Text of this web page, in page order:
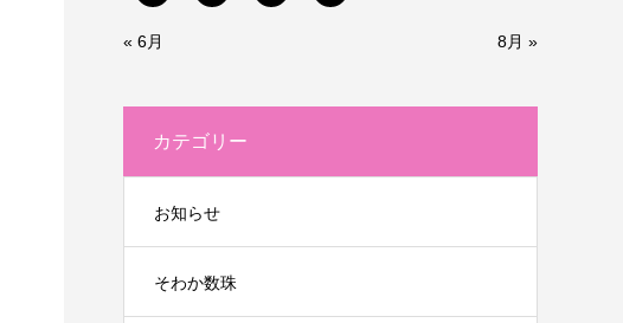
« 6月 8月 »
カテゴリー
お知らせ
そわか数珠